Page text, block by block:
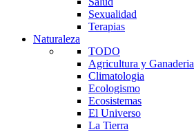
Sexualidad
Terapias
Naturaleza
TODO
Agricultura y Ganaderia
Climatologia
Ecologismo
Ecosistemas
El Universo
La Tierra